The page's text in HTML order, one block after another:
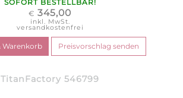
SOFORT BESTELLBAR!
€ 345,00
inkl. MwSt.
versandkostenfrei
TitanFactory 546799